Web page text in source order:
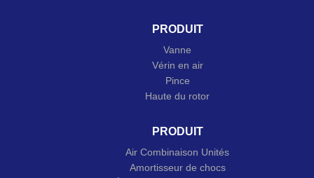
PRODUIT
Vanne
Vérin en air
Pince
Haute du rotor
PRODUIT
Air Combinaison Unités
Amortisseur de chocs